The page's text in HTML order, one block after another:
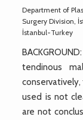
Department of
Surgery Division,
İstanbul-Turkey
tendinous
used is not
are not